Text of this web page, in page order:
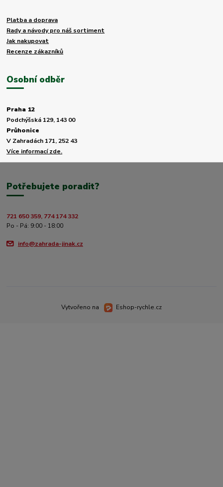
Platba a doprava
Rady a návody pro náš sortiment
Jak nakupovat
Recenze zákazníků
Osobní odběr
Praha 12
Podchýšská 129, 143 00
Průhonice
V Zahradách 171, 252 43
Více informací zde.
Potřebujete poradit?
721 650 359, 774 174 332
Po - Pá: 9:00 - 18:00
info@zahrada-jinak.cz
Vytvořeno na Eshop-rychle.cz